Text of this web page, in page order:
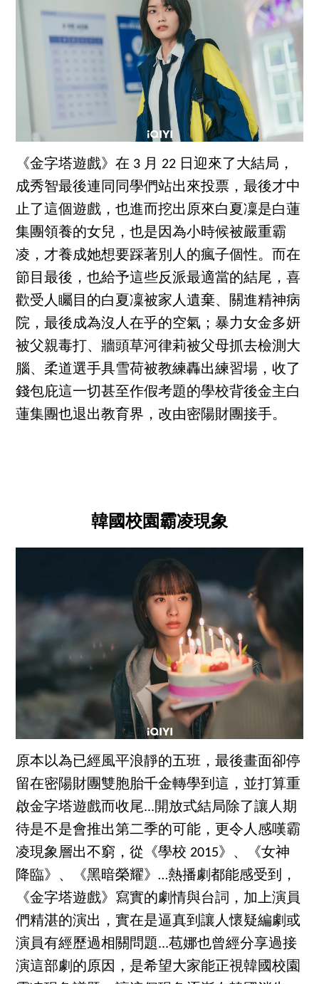
《金字塔遊戲》在 3 月 22 日迎來了大結局，
成秀智最後連同同學們站出來投票，最後才中
止了這個遊戲，也進而挖出原來白夏凜是白蓮
集團領養的女兒，也是因為小時候被嚴重霸
凌，才養成她想要踩著別人的瘋子個性。而在
節目最後，也給予這些反派最適當的結尾，喜
歡受人矚目的白夏凜被家人遺棄、關進精神病
院，最後成為沒人在乎的空氣；暴力女金多妍
被父親毒打、牆頭草河律莉被父母抓去檢測大
腦、柔道選手具雪荷被教練轟出練習場，收了
錢包庇這一切甚至作假考題的學校背後金主白
蓮集團也退出教育界，改由密陽財團接手。
韓國校園霸凌現象
原本以為已經風平浪靜的五班，最後畫面卻停
留在密陽財團雙胞胎千金轉學到這，並打算重
啟金字塔遊戲而收尾...開放式結局除了讓人期
待是不是會推出第二季的可能，更令人感嘆霸
凌現象層出不窮，從《學校 2015》、《女神
降臨》、《黑暗榮耀》…熱播劇都能感受到，
《金字塔遊戲》寫實的劇情與台詞，加上演員
們精湛的演出，實在是逼真到讓人懷疑編劇或
演員有經歷過相關問題...苞娜也曾經分享過接
演這部劇的原因，是希望大家能正視韓國校園